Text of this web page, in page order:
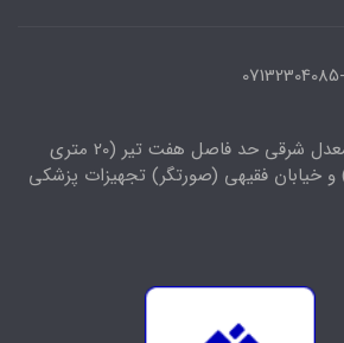
شیراز خیابان معدل شرقی حد فاصل هفت تیر (20 متری
خیابان فقیهی (صورتگر) تجهیزات پزشکی